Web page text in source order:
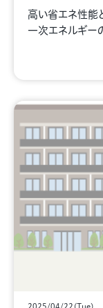
高い省エネ性能
一次エネルギー